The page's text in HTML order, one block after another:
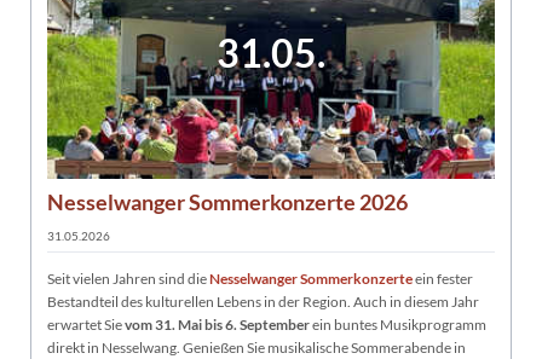
31.05.
Nesselwanger Sommerkonzerte 2026
31.05.2026
Seit vielen Jahren sind dieNesselwanger Sommerkonzerteein fester
Bestandteil des kulturellen Lebens in der Region. Auch in diesem Jahr
erwartet Sievom 31. Mai bis 6. Septemberein buntes Musikprogramm
direkt in Nesselwang. Genießen Sie musikalische Sommerabende in